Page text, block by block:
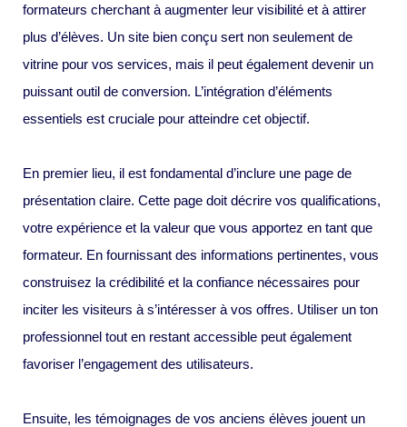
formateurs cherchant à augmenter leur visibilité et à attirer
plus d’élèves. Un site bien conçu sert non seulement de
vitrine pour vos services, mais il peut également devenir un
puissant outil de conversion. L’intégration d’éléments
essentiels est cruciale pour atteindre cet objectif.
En premier lieu, il est fondamental d’inclure une page de
présentation claire. Cette page doit décrire vos qualifications,
votre expérience et la valeur que vous apportez en tant que
formateur. En fournissant des informations pertinentes, vous
construisez la crédibilité et la confiance nécessaires pour
inciter les visiteurs à s’intéresser à vos offres. Utiliser un ton
professionnel tout en restant accessible peut également
favoriser l’engagement des utilisateurs.
Ensuite, les témoignages de vos anciens élèves jouent un